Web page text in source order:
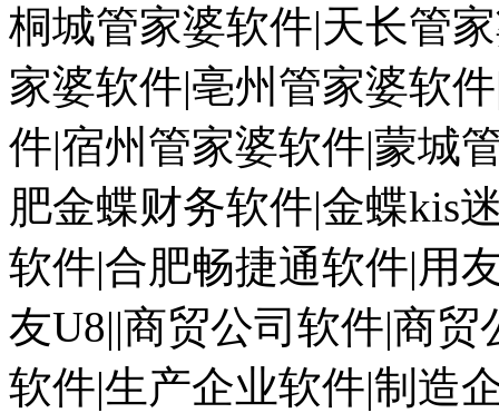
桐城管家婆软件|天长管
家婆软件|亳州管家婆软件
件|宿州管家婆软件|蒙城
肥金蝶财务软件|金蝶kis
软件|合肥畅捷通软件|用
友U8||商贸公司软件|商贸
软件|生产企业软件|制造